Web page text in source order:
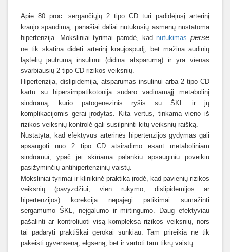
Apie 80 proc. sergančiųjų 2 tipo CD turi padidėjusį arterinį
kraujo spaudimą, panašiai daliai nutukusių asmenų nustatoma
hipertenzija. Moksliniai tyrimai parodė, kadnutukimas perse
ne tik skatina didėti arterinį kraujospūdį, bet mažina audinių
ląstelių jautrumą insulinui (didina atsparumą) ir yra vienas
svarbiausių 2 tipo CD rizikos veiksnių.
Hipertenzija, dislipidemija, atsparumas insulinui arba 2 tipo CD
kartu su hipersimpatikotonija sudaro vadinamąjį metabolinį
sindromą, kurio patogenezinis ryšis su ŠKL ir jų
komplikacijomis gerai įrodytas. Kita vertus, tinkama vieno iš
rizikos veiksnių kontrolė gali susilpninti kitų veiksnių raišką.
Nustatyta, kad efektyvus arterinės hipertenzijos gydymas gali
apsaugoti nuo 2 tipo CD atsiradimo esant metaboliniam
sindromui, ypač jei skiriama palankiu apsauginiu poveikiu
pasižyminčių antihipertenzinių vaistų.
Moksliniai tyrimai ir klinikinė praktika įrodė, kad pavienių rizikos
veiksnių (pavyzdžiui, vien rūkymo, dislipidemijos ar
hipertenzijos) korekcija nepajėgi patikimai sumažinti
sergamumo ŠKL, neįgalumo ir mirtingumo. Daug efektyviau
pašalinti ar kontroliuoti visą kompleksą rizikos veiksnių, nors
tai padaryti praktiškai gerokai sunkiau. Tam prireikia ne tik
pakeisti gyvenseną, elgseną, bet ir vartoti tam tikrų vaistų.